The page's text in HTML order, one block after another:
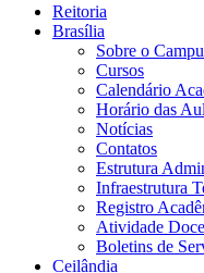
Reitoria
Brasília
Sobre o
Cursos
Calendário
Horário das
Notícias
Contatos
Estrutura
Infraestrutura
Registro
Atividade
Boletins de
Ceilândia